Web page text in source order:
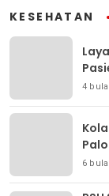
KESEHATAN
4
6